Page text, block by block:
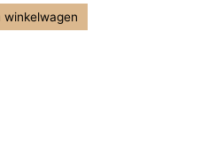
winkelwagen